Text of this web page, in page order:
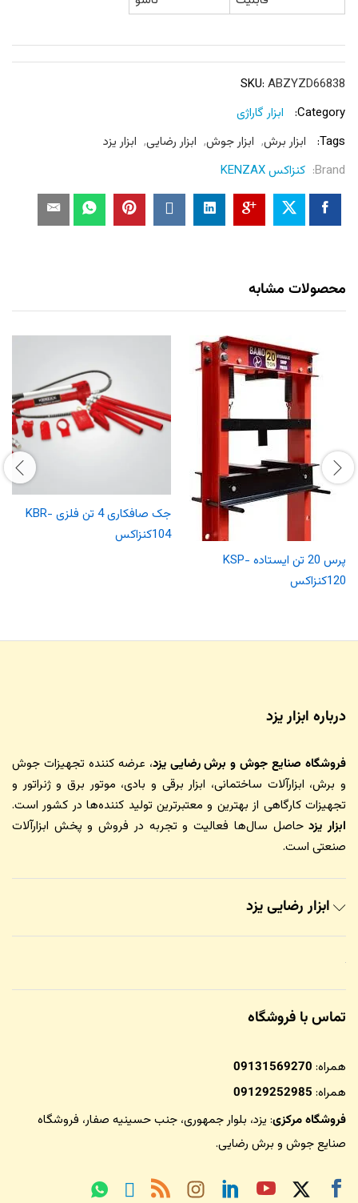
SKU: ABZYZD66838
Category:
ابزار گاراژی
Tags:
ابزار برش, ابزار جوش, ابزار رضایی, ابزار یزد
Brand: کنزاکس KENZAX
محصولات مشابه
پرس 20 تن ایستاده KSP-
120کنزاکس
جک صافکاری 4 تن فلزی KBR-
104کنزاکس
درباره ابزار یزد
فروشگاه صنایع جوش و برش رضایی یزد، عرضه کننده تجهیزات جوش
و برش، ابزارآلات ساختمانی، ابزار برقی و بادی، موتور برق و ژنراتور و
تجهیزات کارگاهی از بهترین و معتبرترین تولید کننده‌ها در کشور است.
ابزار یزدحاصل سال‌ها فعالیت و تجربه در فروش و پخش ابزارآلات
صنعتی است.
ابزار رضایی یزد
تماس با فروشگاه
همراه: 09131569270
همراه: 09129252985
فروشگاه مرکزی: یزد، بلوار جمهوری، جنب حسینیه صفار، فروشگاه
صنایع جوش و برش رضایی.